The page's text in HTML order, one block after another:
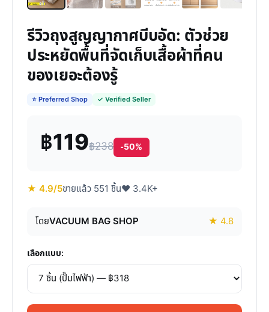
รีวิวถุงสูญญากาศบีบอัด: ตัวช่วย
ประหยัดพื้นที่จัดเก็บเสื้อผ้าที่คน
ของเยอะต้องรู้
⭐ Preferred Shop ✓ Verified Seller
฿119฿238 -50%
★ 4.9/5ขายแล้ว 551 ชิ้น♥ 3.4K+
โดยVACUUM BAG SHOP ★ 4.8
เลือกแบบ: